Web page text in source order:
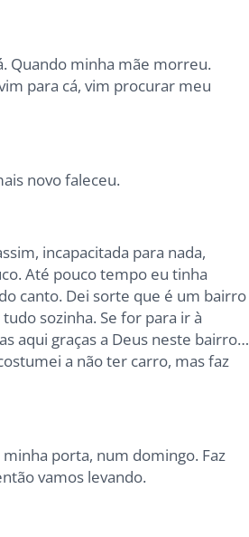
Quando minha mãe morreu.
para cá, vim procurar meu
novo faleceu.
incapacitada para nada,
Até pouco tempo eu tinha
canto. Dei sorte que é um bairro
sozinha. Se for para ir à
aqui graças a Deus neste bairro…
a não ter carro, mas faz
porta, num domingo. Faz
vamos levando.